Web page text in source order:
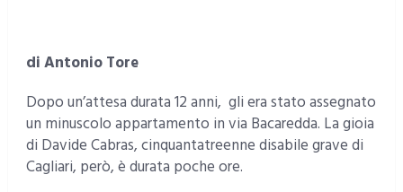
di Antonio Tore
Dopo un’attesa durata 12 anni, gli era stato assegnato
un minuscolo appartamento in via Bacaredda. La gioia
di Davide Cabras, cinquantatreenne disabile grave di
Cagliari, però, è durata poche ore.